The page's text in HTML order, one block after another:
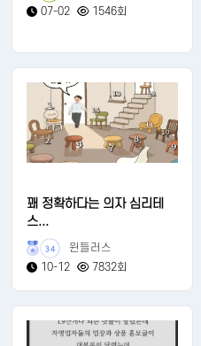
07-02
1546회
꽤 정확하다는 의자 심리테
스...
34
윈들러스
10-12
7832회